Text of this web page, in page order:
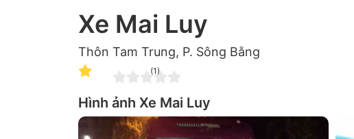
Xe Mai Luy
Thôn Tam Trung, P. Sông Bằng
(1)
Hình ảnh Xe Mai Luy